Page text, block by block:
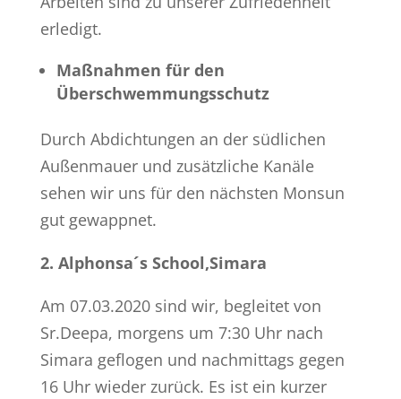
erledigt.
Maßnahmen für den
Überschwemmungsschutz
Durch Abdichtungen an der südlichen
Außenmauer und zusätzliche Kanäle
sehen wir uns für den nächsten Monsun
gut gewappnet.
2. Alphonsa´s School,Simara
Am 07.03.2020 sind wir, begleitet von
Sr.Deepa, morgens um 7:30 Uhr nach
Simara geflogen und nachmittags gegen
16 Uhr wieder zurück. Es ist ein kurzer